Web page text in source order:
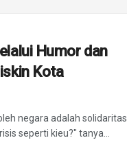
Humor dan
Kota
negara adalah solidaritas.
seperti kieu?" tanya...